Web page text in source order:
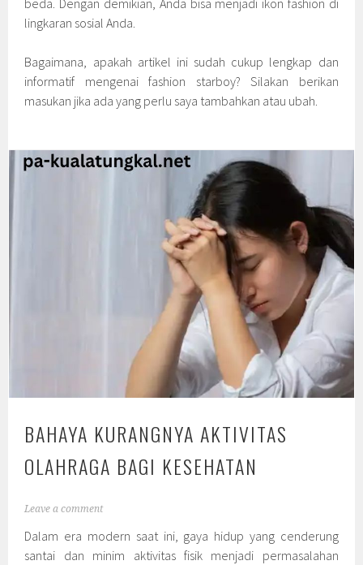
beda. Dengan demikian, Anda bisa menjadi ikon fashion di
lingkaran sosial Anda.
Bagaimana, apakah artikel ini sudah cukup lengkap dan
informatif mengenai fashion starboy? Silakan berikan
masukan jika ada yang perlu saya tambahkan atau ubah.
BAHAYA KURANGNYA AKTIVITAS
OLAHRAGA BAGI KESEHATAN
Leave a comment
Dalam era modern saat ini, gaya hidup yang cenderung
santai dan minim aktivitas fisik menjadi permasalahan